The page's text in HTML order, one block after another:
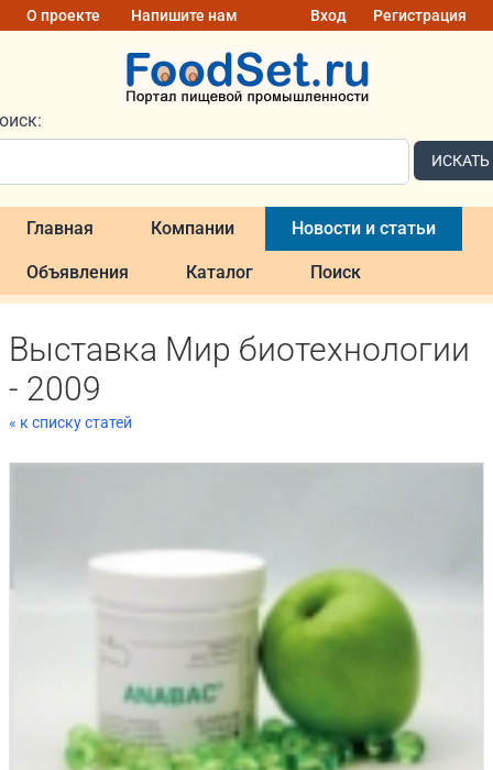
О проекте Напишите нам Вход Регистрация
ИСКАТЬ
Главная Компании Новости и статьи
Объявления Каталог Поиск
Выставка Мир биотехнологии
- 2009
« к списку статей